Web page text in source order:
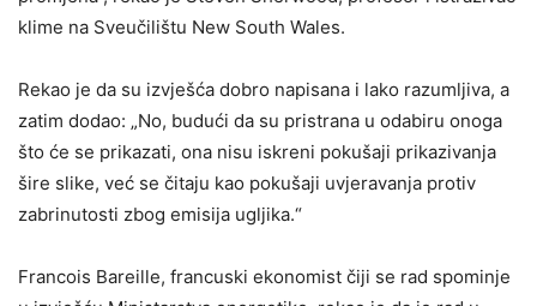
klime na Sveučilištu New South Wales.
Rekao je da su izvješća dobro napisana i lako razumljiva, a
zatim dodao: „No, budući da su pristrana u odabiru onoga
što će se prikazati, ona nisu iskreni pokušaji prikazivanja
šire slike, već se čitaju kao pokušaji uvjeravanja protiv
zabrinutosti zbog emisija ugljika.“
Francois Bareille, francuski ekonomist čiji se rad spominje